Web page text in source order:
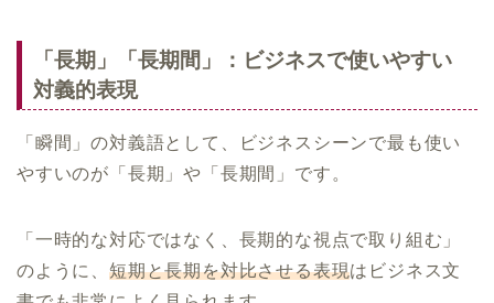
「長期」「長期間」：ビジネスで使いやすい
対義的表現
「瞬間」の対義語として、ビジネスシーンで最も使い
やすいのが「長期」や「長期間」です。
「一時的な対応ではなく、長期的な視点で取り組む」
のように、 短期と長期を対比させる表現はビジネス文